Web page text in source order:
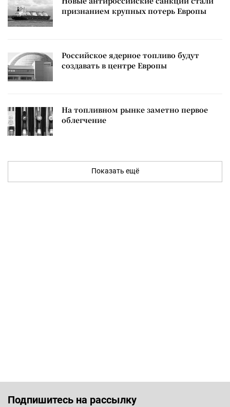
признанием крупных потерь Европы
Российское ядерное топливо будут
создавать в центре Европы
На топливном рынке заметно первое
облегчение
Показать ещё
Подпишитесь на рассылку